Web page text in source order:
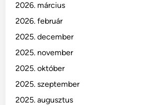
2026. március
2026. február
2025. december
2025. november
2025. október
2025. szeptember
2025. augusztus